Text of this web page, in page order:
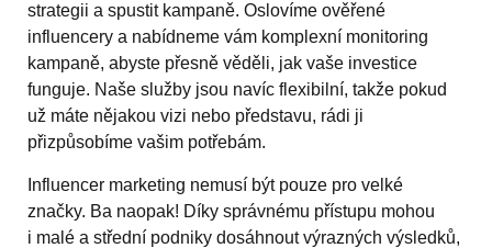
strategii a spustit kampaně. Oslovíme ověřené
influencery a nabídneme vám komplexní monitoring
kampaně, abyste přesně věděli, jak vaše investice
funguje. Naše služby jsou navíc flexibilní, takže pokud
už máte nějakou vizi nebo představu, rádi ji
přizpůsobíme vašim potřebám.
Influencer marketing nemusí být pouze pro velké
značky. Ba naopak! Díky správnému přístupu mohou
i malé a střední podniky dosáhnout výrazných výsledků,